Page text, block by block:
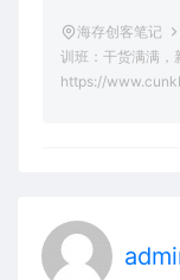
海存创客笔记
训班：干货满满，
https://